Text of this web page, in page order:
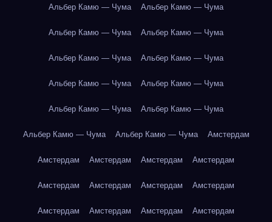
Альбер Камю — Чума Альбер Камю — Чума
Альбер Камю — Чума Альбер Камю — Чума
Альбер Камю — Чума Альбер Камю — Чума
Альбер Камю — Чума Альбер Камю — Чума
Альбер Камю — Чума Альбер Камю — Чума
Альбер Камю — Чума Альбер Камю — Чума Амстердам
Амстердам Амстердам Амстердам Амстердам
Амстердам Амстердам Амстердам Амстердам
Амстердам Амстердам Амстердам Амстердам